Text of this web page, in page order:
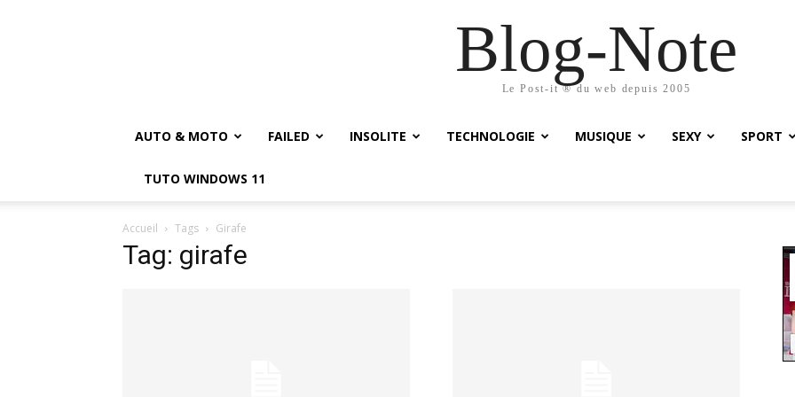
Blog-Note
Le Post-it ® du web depuis 2005
AUTO & MOTO FAILED INSOLITE TECHNOLOGIE MUSIQUE SEXY SPORT
TUTO WINDOWS 11
Accueil Tags Girafe
Tag: girafe